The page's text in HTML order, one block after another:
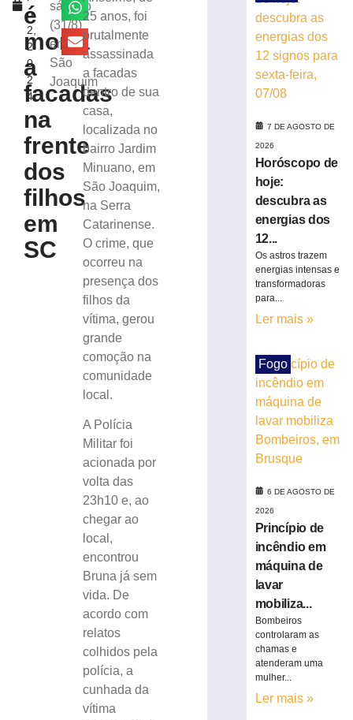
o
2,
2
0
2
4
é
morta
a
facadas
na
frente
dos
filhos
em
SC
sábado
(31/8)
em
São
Joaquim
25 anos, foi
brutalmente
assassinada
a facadas
dentro de sua
casa,
localizada no
bairro Jardim
Minuano, em
São Joaquim,
na Serra
Catarinense.
O crime, que
ocorreu na
presença dos
filhos da
vítima, gerou
grande
comoção na
comunidade
local.
A Polícia
Militar foi
acionada por
volta das
23h10 e, ao
chegar ao
local,
encontrou
Bruna já sem
vida. De
acordo com
relatos
colhidos pela
polícia, a
cunhada da
vítima
lavar
mobiliza
Bombeiros,
Brusque
agosto
Trabalhador
terceirizado
sofre
queda
Centro
Administrativo
Havan
Brusque
agosto
Funcionária
morre
após
ônibus
invadir
restaurante
7 DE AGOSTO DE
2026
Horóscopo de
hoje:
descubra as
energias dos
12...
Os astros trazem
energias intensas e
transformadoras
para...
Ler mais »
Fogo
6 DE AGOSTO DE
2026
Princípio de
incêndio em
máquina de
lavar
mobiliza...
Bombeiros
controlaram as
chamas e
atenderam uma
mulher...
Ler mais »